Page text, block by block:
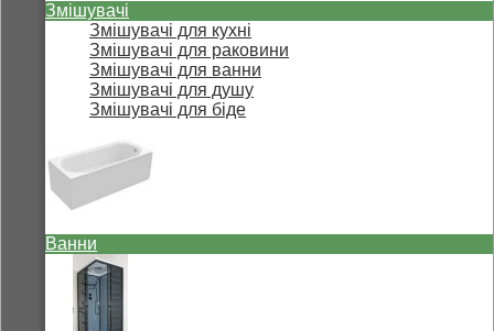
Змішувачі
Змішувачі для кухні
Змішувачі для раковини
Змішувачі для ванни
Змішувачі для душу
Змішувачі для біде
Ванни